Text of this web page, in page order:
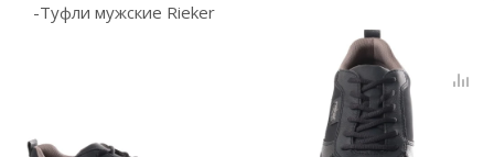
-Туфли мужские Rieker